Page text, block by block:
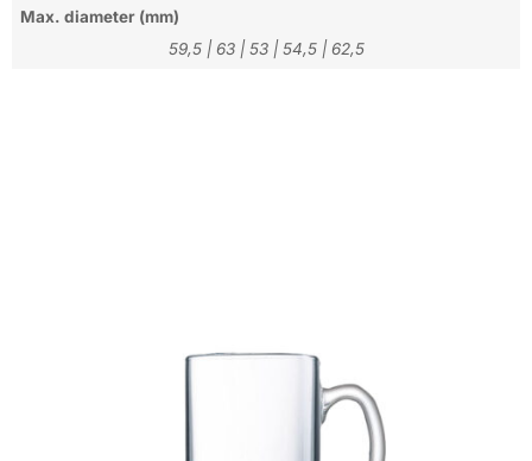
Max. diameter (mm)
59,5| 63| 53| 54,5| 62,5